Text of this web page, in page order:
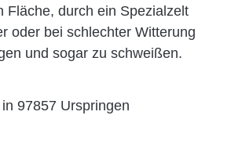
Fläche, durch ein Spezi­alzelt
oder bei schlechter Witterung
und sogar zu schweißen.